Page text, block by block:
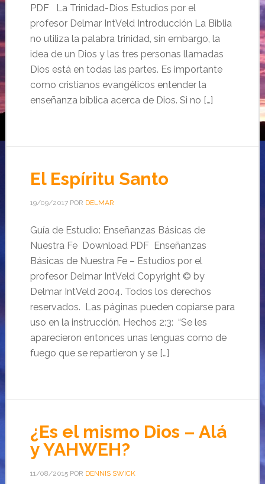
PDF La Trinidad-Dios Estudios por el
profesor Delmar IntVeld Introducción La Biblia
no utiliza la palabra trinidad, sin embargo, la
idea de un Dios y las tres personas llamadas
Dios está en todas las partes. Es importante
como cristianos evangélicos entender la
enseñanza bíblica acerca de Dios. Si no […]
El Espíritu Santo
19/09/2017POR DELMAR
Guía de Estudio: Enseñanzas Básicas de
Nuestra Fe Download PDF Enseñanzas
Básicas de Nuestra Fe – Estudios por el
profesor Delmar IntVeld Copyright © by
Delmar IntVeld 2004. Todos los derechos
reservados. Las páginas pueden copiarse para
uso en la instrucción. Hechos 2:3: “Se les
aparecieron entonces unas lenguas como de
fuego que se repartieron y se […]
¿Es el mismo Dios – Alá
y YAHWEH?
11/08/2015POR DENNIS SWICK